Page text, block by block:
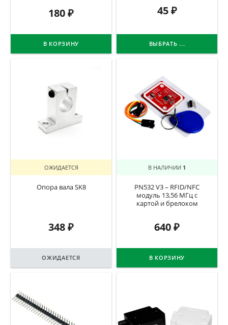
180₽
В КОРЗИНУ
45₽
ВЫБРАТЬ ...
ОЖИДАЕТСЯ
Опора вала SK8
348₽
ОЖИДАЕТСЯ
В НАЛИЧИИ 1
PN532 V3 – RFID/NFC
модуль 13,56 МГц c
картой и брелоком
640₽
В КОРЗИНУ